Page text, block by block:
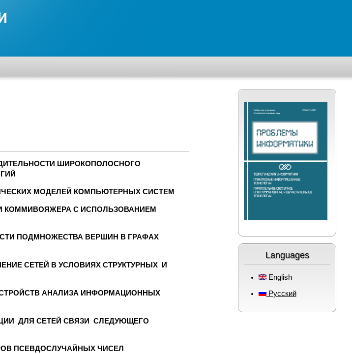
ШИРОКОПОЛОСНОГО
МОДЕЛЕЙ КОМПЬЮТЕРНЫХ СИСТЕМ
C ИСПОЛЬЗОВАНИЕМ
ПОДМНОЖЕСТВА ВЕРШИН В ГРАФАХ
СЕТЕЙ В УСЛОВИЯХ СТРУКТУРНЫХ И
АНАЛИЗА ИНФОРМАЦИОННЫХ
ДЛЯ СЕТЕЙ СВЯЗИ СЛЕДУЮЩЕГО
ПСЕВДОСЛУЧАЙНЫХ ЧИСЕЛ
Languages
English
Русский